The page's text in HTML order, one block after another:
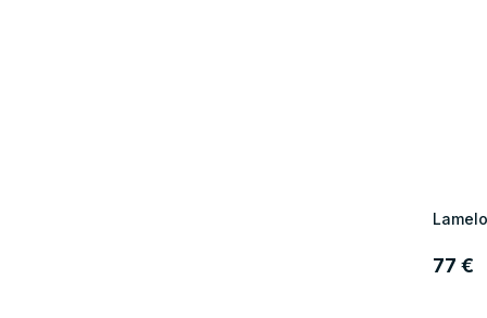
77 €